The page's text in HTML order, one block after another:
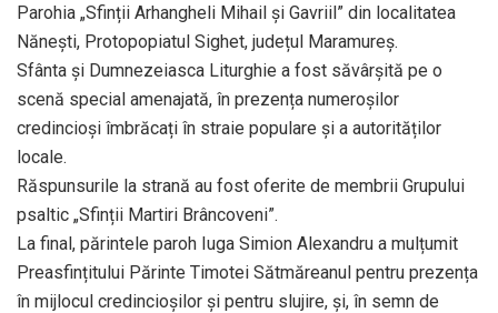
Parohia „Sfinții Arhangheli Mihail și Gavriil” din localitatea
Nănești, Protopopiatul Sighet, județul Maramureș.
Sfânta și Dumnezeiasca Liturghie a fost săvârșită pe o
scenă special amenajată, în prezența numeroșilor
credincioși îmbrăcați în straie populare și a autorităților
locale.
Răspunsurile la strană au fost oferite de membrii Grupului
psaltic „Sfinții Martiri Brâncoveni”.
La final, părintele paroh Iuga Simion Alexandru a mulțumit
Preasfințitului Părinte Timotei Sătmăreanul pentru prezența
în mijlocul credincioșilor și pentru slujire, și, în semn de